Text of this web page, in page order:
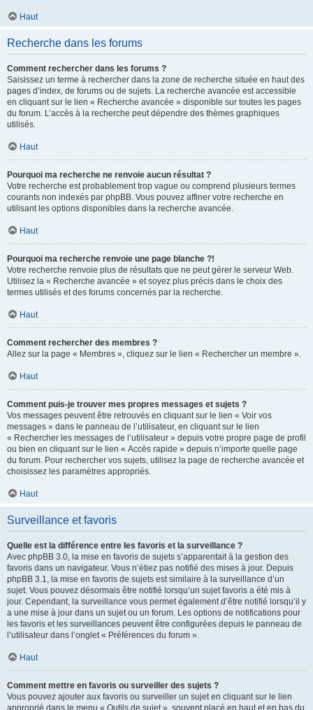
Haut
Recherche dans les forums
Comment rechercher dans les forums ?
Saisissez un terme à rechercher dans la zone de recherche située en haut des
pages d’index, de forums ou de sujets. La recherche avancée est accessible
en cliquant sur le lien « Recherche avancée » disponible sur toutes les pages
du forum. L’accès à la recherche peut dépendre des thèmes graphiques
utilisés.
Haut
Pourquoi ma recherche ne renvoie aucun résultat ?
Votre recherche est probablement trop vague ou comprend plusieurs termes
courants non indexés par phpBB. Vous pouvez affiner votre recherche en
utilisant les options disponibles dans la recherche avancée.
Haut
Pourquoi ma recherche renvoie une page blanche ?!
Votre recherche renvoie plus de résultats que ne peut gérer le serveur Web.
Utilisez la « Recherche avancée » et soyez plus précis dans le choix des
termes utilisés et des forums concernés par la recherche.
Haut
Comment rechercher des membres ?
Allez sur la page « Membres », cliquez sur le lien « Rechercher un membre ».
Haut
Comment puis-je trouver mes propres messages et sujets ?
Vos messages peuvent être retrouvés en cliquant sur le lien « Voir vos
messages » dans le panneau de l’utilisateur, en cliquant sur le lien
« Rechercher les messages de l’utilisateur » depuis votre propre page de profil
ou bien en cliquant sur le lien « Accès rapide » depuis n’importe quelle page
du forum. Pour rechercher vos sujets, utilisez la page de recherche avancée et
choisissez les paramètres appropriés.
Haut
Surveillance et favoris
Quelle est la différence entre les favoris et la surveillance ?
Avec phpBB 3.0, la mise en favoris de sujets s’apparentait à la gestion des
favoris dans un navigateur. Vous n’étiez pas notifié des mises à jour. Depuis
phpBB 3.1, la mise en favoris de sujets est similaire à la surveillance d’un
sujet. Vous pouvez désormais être notifié lorsqu’un sujet favoris a été mis à
jour. Cependant, la surveillance vous permet également d’être notifié lorsqu’il y
a une mise à jour dans un sujet ou un forum. Les options de notifications pour
les favoris et les surveillances peuvent être configurées depuis le panneau de
l’utilisateur dans l’onglet « Préférences du forum ».
Haut
Comment mettre en favoris ou surveiller des sujets ?
Vous pouvez ajouter aux favoris ou surveiller un sujet en cliquant sur le lien
approprié dans le menu « Outils de sujet », souvent placé en haut et en bas du